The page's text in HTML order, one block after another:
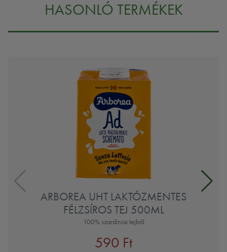
HASONLÓ TERMÉKEK
ARBOREA UHT LAKTÓZMENTES
FÉLZSÍROS TEJ 500ML
100% szardíniai tejből
590 Ft